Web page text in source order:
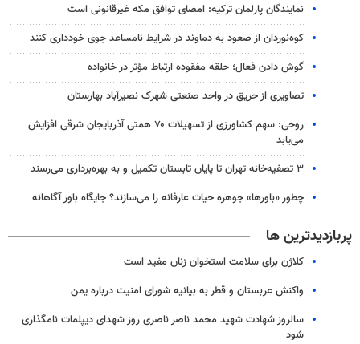
نمایندگان پارلمان ترکیه: امضای توافق مکه غیرقانونی است
کوه‌نوردان از صعود به دماوند در شرایط نامساعد جوی خودداری کنند
گوش دادن فعال؛ حلقه مفقوده ارتباط مؤثر در خانواده
تصاویری از حریق در واحد صنعتی شهرک نصیرآباد بهارستان
روحی: سهم کشاورزی از تسهیلات ۷۰ همتی آذربایجان شرقی افزایش
می‌یابد
۳ ﺗﺼﻔﻴﻪ‌ﺧﺎﻧﻪ‌ تهران تا پایان تابستان تکمیل و به بهره‌برداری می‌رسند
چطور «باورها» جوهره حیات عارفانه را می‌سازند؟ جایگاه باور آگاهانه
پربازدیدترین ها
کلاژن برای سلامت استخوان زنان مفید است
واکنش عربستان و قطر به بیانیه شورای امنیت درباره یمن
سالروز شهادت شهید محمد ناصر ناصری روز شهدای دیپلمات نامگذاری
شود